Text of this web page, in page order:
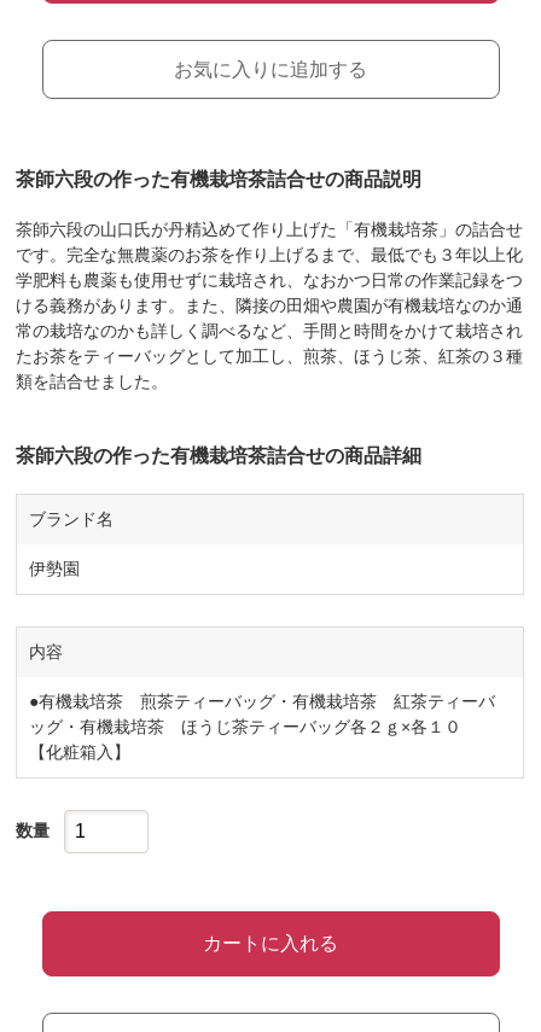
お気に入りに追加する
茶師六段の作った有機栽培茶詰合せの商品説明
茶師六段の山口氏が丹精込めて作り上げた「有機栽培茶」の詰合せ
です。完全な無農薬のお茶を作り上げるまで、最低でも３年以上化
学肥料も農薬も使用せずに栽培され、なおかつ日常の作業記録をつ
ける義務があります。また、隣接の田畑や農園が有機栽培なのか通
常の栽培なのかも詳しく調べるなど、手間と時間をかけて栽培され
たお茶をティーバッグとして加工し、煎茶、ほうじ茶、紅茶の３種
類を詰合せました。
茶師六段の作った有機栽培茶詰合せの商品詳細
ブランド名
伊勢園
内容
●有機栽培茶 煎茶ティーバッグ・有機栽培茶 紅茶ティーバ
ッグ・有機栽培茶 ほうじ茶ティーバッグ各２ｇ×各１０
【化粧箱入】
数量
カートに入れる